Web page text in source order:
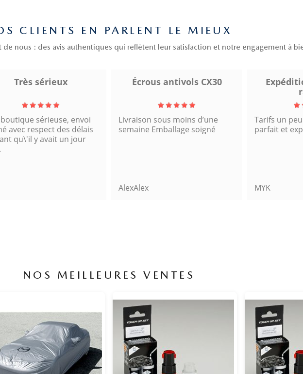
CLIENTS EN PARLENT LE MIEUX
nous : des avis authentiques qui reflètent leur satisfaction et notre engagement à
Écrous antivols CX30
sous moins d’une
Emballage soigné
Expédition soignée et
Tarifs un peu élevés, mais colis
parfait et expédition rapide.
MYK
Fiable et
cette
Mats39
NOS MEILLEURES VENTES